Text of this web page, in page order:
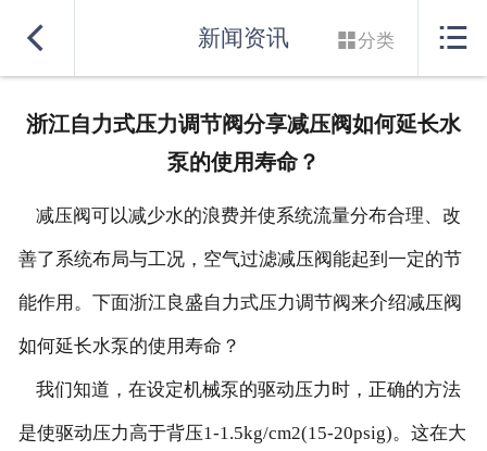
实力良盛
产品系列
服务支持
联系我们
 新闻资讯 分类 
浙江自力式压力调节阀分享减压阀如何延长水
泵的使用寿命？
减压阀可以减少水的浪费并使系统流量分布合理、改
善了系统布局与工况，空气过滤减压阀能起到一定的节
能作用。下面浙江良盛自力式压力调节阀来介绍减压阀
如何延长水泵的使用寿命？
我们知道，在设定机械泵的驱动压力时，正确的方法
是使驱动压力高于背压1-1.5kg/cm2(15-20psig)。这在大